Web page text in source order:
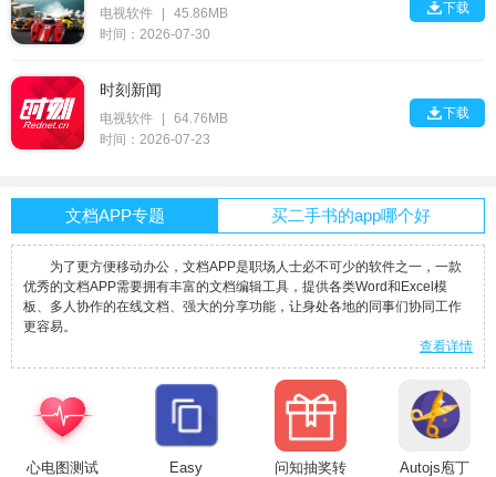
电视软件 |
45.86MB
时间：2026-07-30
下载
时刻新闻
电视软件 |
64.76MB
时间：2026-07-23
下载
文档APP专题 买二手书的app哪个好
为了更方便移动办公，文档APP是职场人士必不可少的软件之一，一款
优秀的文档APP需要拥有丰富的文档编辑工具，提供各类Word和Excel模
板、多人协作的在线文档、强大的分享功能，让身处各地的同事们协同工作
更容易。
查看详情
心电图测试
Easy
问知抽奖转
Autojs庖丁